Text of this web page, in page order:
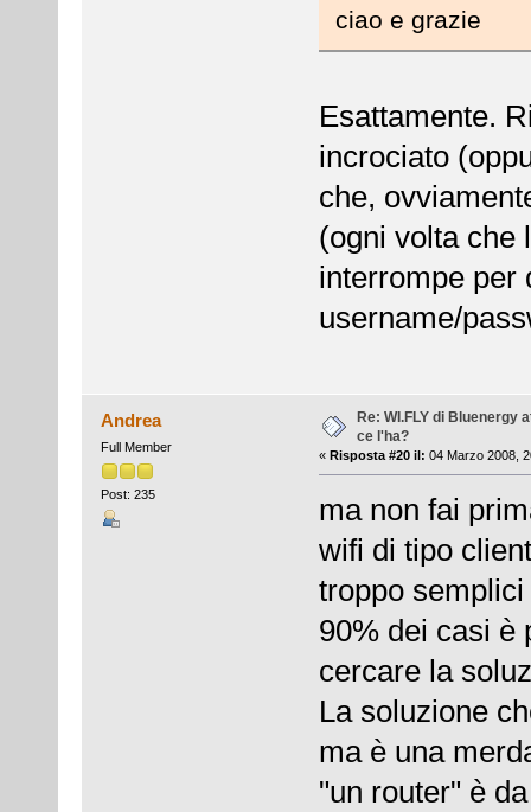
ciao e grazie
Esattamente.
incrociato
che,
(ogni volta che
interrompe per
username/
Andrea
Full Member
Post: 235
Re: WI.FLY di Bluenergy
ce l'ha?
« Risposta #20 il: 04 Marzo 2008,
ma non fai
wifi di tipo
troppo
90% dei casi è
cercare la
La soluzione
ma è una
"un router" è